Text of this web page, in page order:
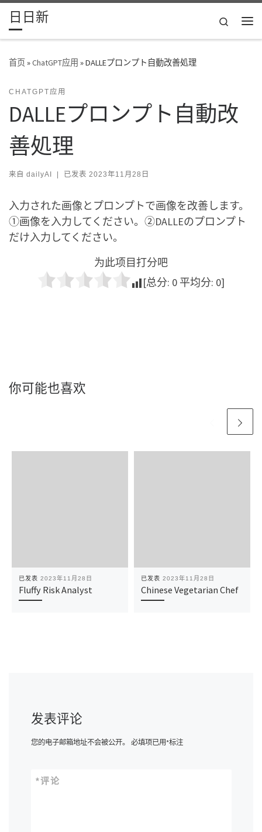
Skip to content
日日新
Search
首页»ChatGPT应用 »DALLEプロンプト自動改善処理
CHATGPT应用
DALLEプロンプト自動改
善処理
来自 dailyAI | 已发表 2023年11月28日
入力された画像とプロンプトで画像を改善します。
①画像を入力してください。②DALLEのプロンプト
だけ入力してください。
为此项目打分吧
[总分: 0 平均分: 0]
你可能也喜欢
已发表 2023年11月28日
Fluffy Risk Analyst
已发表 2023年11月28日
Chinese Vegetarian Chef
发表评论
您的电子邮箱地址不会被公开。 必填项已用*标注
评论
*